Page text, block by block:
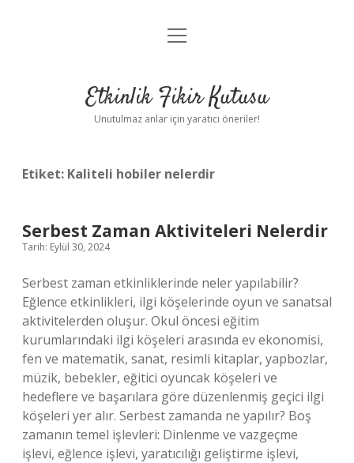
Anasayfa
Yasal Uyarı
menüyü
Etkinlik Fikir Kutusu
Unutulmaz anlar için yaratıcı öneriler!
Etiket: Kaliteli hobiler nelerdir
Serbest Zaman Aktiviteleri Nelerdir
Tarih: Eylül 30, 2024
Serbest zaman etkinliklerinde neler yapılabilir?
Eğlence etkinlikleri, ilgi köşelerinde oyun ve sanatsal
aktivitelerden oluşur. Okul öncesi eğitim
kurumlarındaki ilgi köşeleri arasında ev ekonomisi,
fen ve matematik, sanat, resimli kitaplar, yapbozlar,
müzik, bebekler, eğitici oyuncak köşeleri ve
hedeflere ve başarılara göre düzenlenmiş geçici ilgi
köşeleri yer alır. Serbest zamanda ne yapılır? Boş
zamanın temel işlevleri: Dinlenme ve vazgeçme
işlevi, eğlence işlevi, yaratıcılığı geliştirme işlevi,